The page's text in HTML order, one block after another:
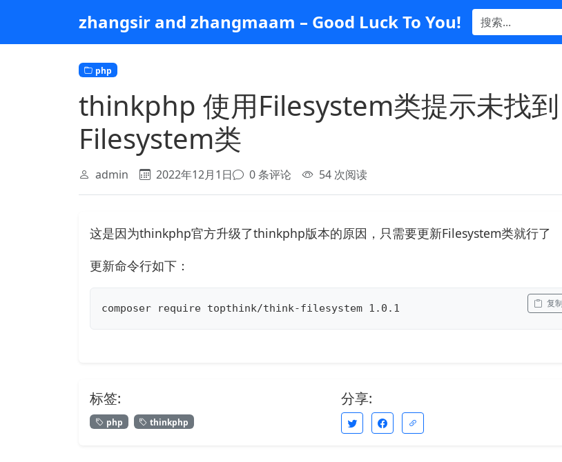
主
zhangsir and zhangmaam – Good Luck To You!
php
thinkphp 使用Filesystem类提示未找到
Filesystem类
admin 2022年12月1日 0 条评论 54 次阅读
这是因为thinkphp官方升级了thinkphp版本的原因，只需要更新Filesystem类就行了
更新命令行如下：
composer require topthink/think-filesystem 1.0.1 复制
标签:
php thinkphp
分享: